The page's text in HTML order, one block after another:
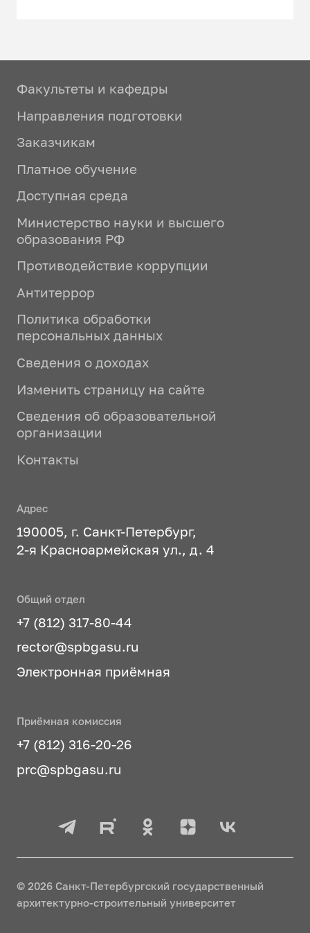
Факультеты и кафедры
Направления подготовки
Заказчикам
Платное обучение
Доступная среда
Министерство науки и высшего
образования РФ
Противодействие коррупции
Антитеррор
Политика обработки
персональных данных
Сведения о доходах
Изменить страницу на сайте
Сведения об образовательной
организации
Контакты
Адрес
190005, г. Санкт-Петербург,
2-я Красноармейская ул., д. 4
Общий отдел
+7 (812) 317-80-44
rector@spbgasu.ru
Электронная приёмная
Приёмная комиссия
+7 (812) 316-20-26
prc@spbgasu.ru
© 2026 Санкт-Петербургский государственный
архитектурно-строительный университет